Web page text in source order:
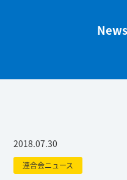
2018.07.30
連合会ニュース